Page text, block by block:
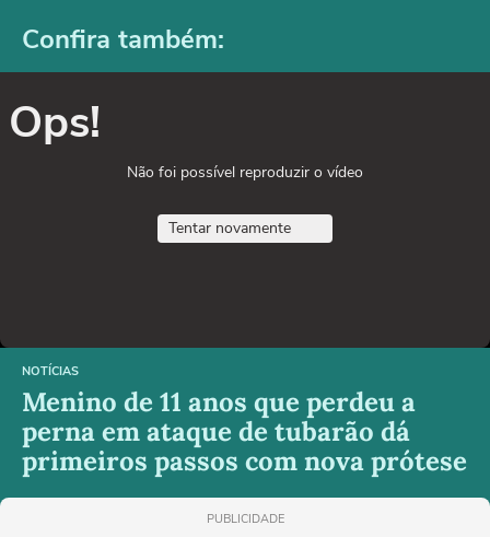
Confira também:
Ops!
Não foi possível reproduzir o vídeo
Tentar novamente
NOTÍCIAS
Menino de 11 anos que perdeu a
perna em ataque de tubarão dá
primeiros passos com nova prótese
PUBLICIDADE